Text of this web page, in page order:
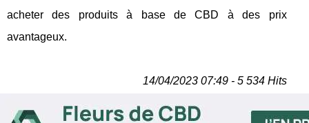
acheter des produits à base de CBD à des prix
avantageux.
14/04/2023 07:49 - 5 534 Hits